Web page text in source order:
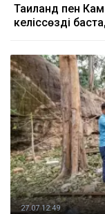
Таиланд пен
келіссөзді
27.07 12:49